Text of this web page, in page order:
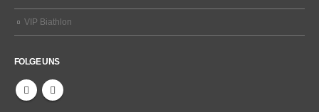
VIP Biathlon
FOLGE UNS